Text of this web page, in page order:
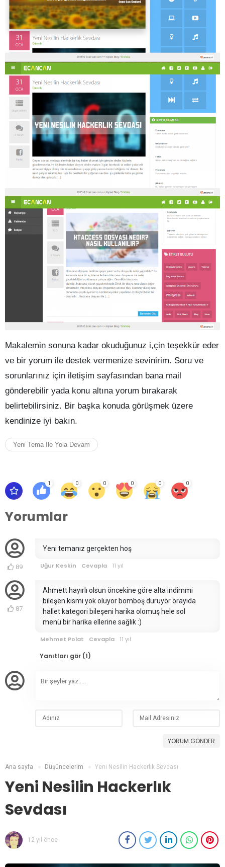
Makalemin sonuna kadar okuduğunuz i,çin teşekkür eder
ve bir yorum ile destek vermenize sevinirim. Soru ve
sorunlarınız için iletişim sayfasından bana mail
gönderebilir yada konu altına yorum bırakarak
belirtebilirsiniz. Bir başka konuda görüşmek üzere
kendinize iyi bakın.
Yeni Tema İle Yola Devam
1 0 0 0 0 0
Yorumlar
89
Yeni temanız gerçekten hoş
Uğur Keskin Cevapla 11 yıl
87
Ahmett hayırlı olsun öncekine göre alta indimmi
bileşen kısmı yok oluyor bomboş duruyor orayıda
hallet kategori bileşeni harika olomuş hele sol
menü bir harika ellerine sağlık :)
Mehmet Polat Cevapla 11 yıl
Yanıtları gör (1)
YORUM GÖNDER
Ana sayfa Düşüncelerim Yeni Nesilin Hackerlık Sevdası
Yeni Nesilin Hackerlık
Sevdası
12 yıl önce